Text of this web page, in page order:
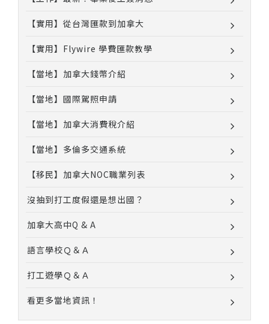
【實用】從台灣匯款到加拿大
【實用】Flywire 學費匯款教學
【當地】加拿大錢幣介紹
【當地】國際駕照申請
【當地】加拿大消費稅介紹
【當地】多倫多交通系統
【移民】加拿大NOC職業列表
沒抽到打工度假還是想出國？
加拿大高中Q & A
語言學校Ｑ＆Ａ
打工遊學Ｑ＆Ａ
看更多當地資訊！